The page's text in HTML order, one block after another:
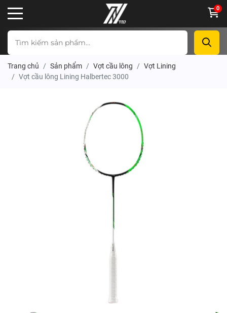
0
Trang chủ Sản phẩm Vợt cầu lông
Vợt Lining
Vợt cầu lông Lining Halbertec 3000